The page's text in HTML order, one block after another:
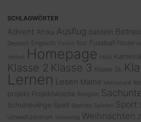
SCHLAGWÖRTER
Advent Afrika Ausflug basteln
Deutsch Englisch Ferien fest Fussball
Herbst Homepage Hüls Karneval
Klasse 2 Klasse 3 Klasse 3b
Lernen Lesen Mathe Mathematik
projekt Projektwoche Religion
Schulneulinge Spaß Spende Spielen Sport
Umweltzentrum Vorlesetag Weihnachten